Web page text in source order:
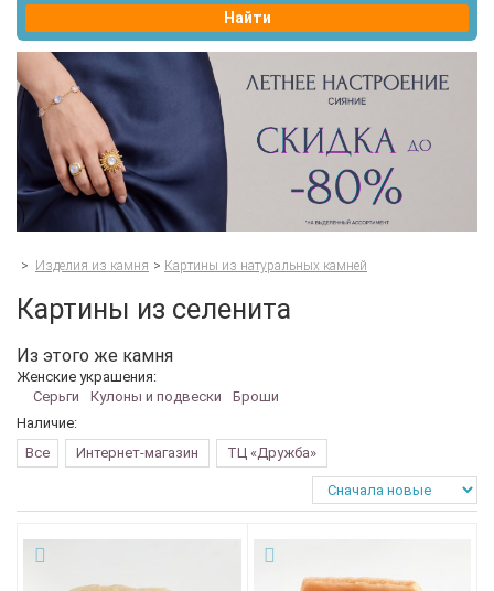
Найти
> Изделия из камня > Картины из натуральных камней
Картины из селенита
Из этого же камня
Женские украшения:
Серьги
Кулоны и подвески
Броши
Наличие:
Все
Интернет-магазин ТЦ «Дружба»